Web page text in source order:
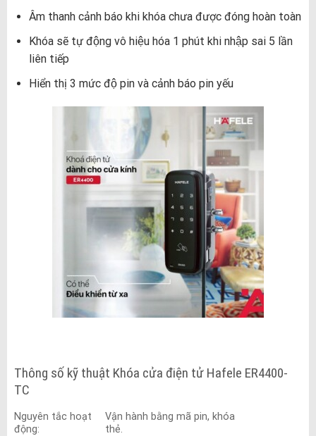
Âm thanh cảnh báo khi khóa chưa được đóng hoàn toàn
Khóa sẽ tự động vô hiệu hóa 1 phút khi nhập sai 5 lần
liên tiếp
Hiển thị 3 mức độ pin và cảnh báo pin yếu
Thông số kỹ thuật Khóa cửa điện tử Hafele ER4400-
TC
Nguyên tắc hoạt
động:
Vận hành bằng mã pin, khóa
thẻ.